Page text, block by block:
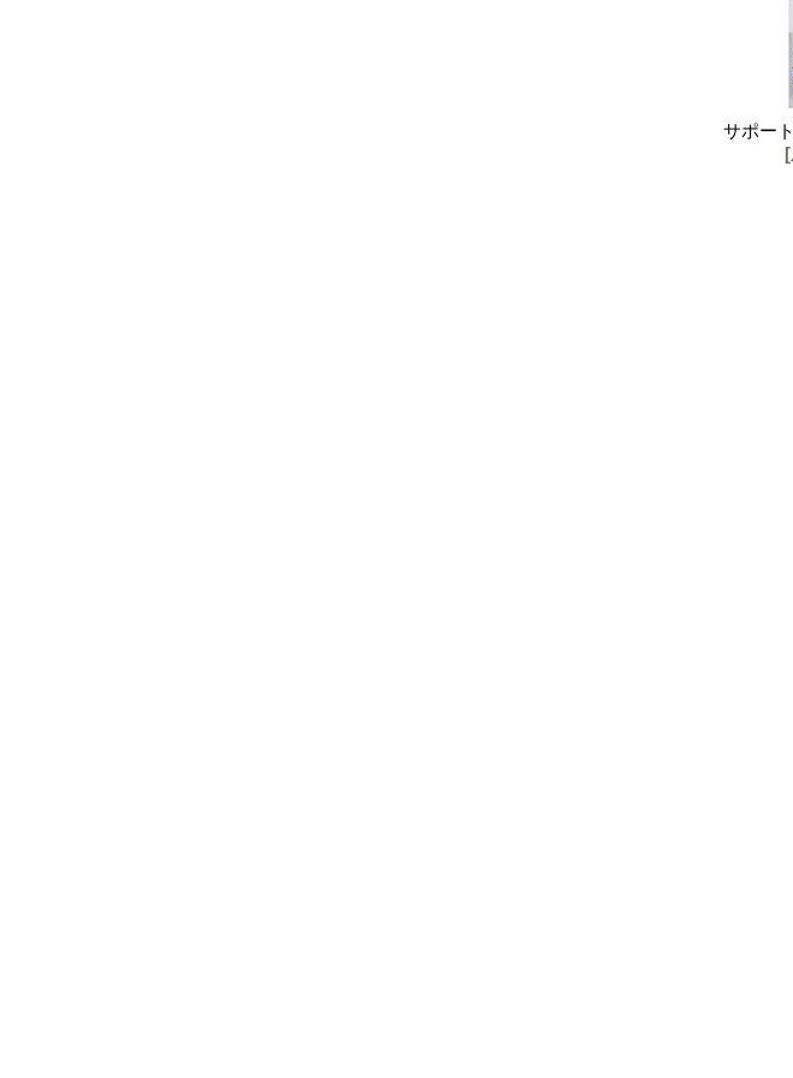
サポー
[